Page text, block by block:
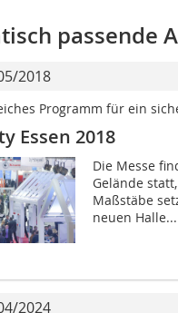
passende
2018
Programm für ein
Essen 2018
Die Messe
Gelände
Maßstäbe
neuen Halle...
2024